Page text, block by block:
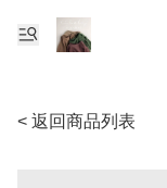
< 返回商品列表